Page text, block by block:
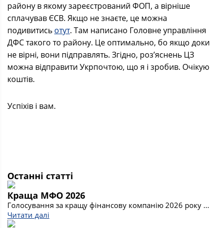
району в якому зареєстрований ФОП, а вірніше
сплачував ЄСВ. Якщо не знаєте, це можна
подивитись отут. Там написано Головне управління
ДФС такого то району. Це оптимально, бо якщо доки
не вірні, вони підправлять. Згідно, роз’яснень ЦЗ
можна відправити Укрпочтою, що я і зробив. Очікую
коштів.
Успіхів і вам.
Останні статті
Краща МФО 2026
Голосування за кращу фінансову компанію 2026 року ...
Читати далі